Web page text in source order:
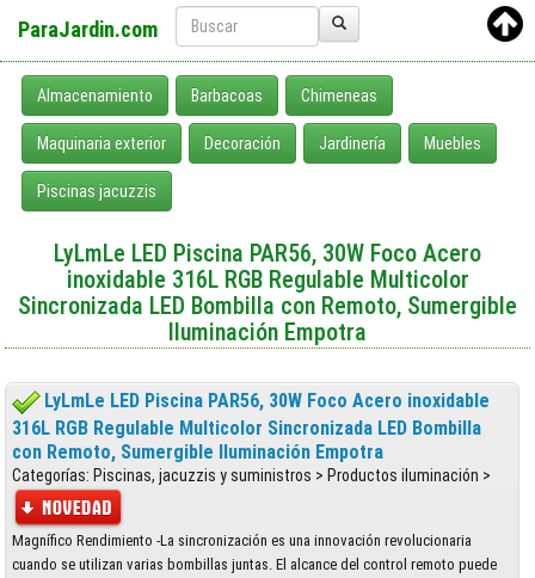
ParaJardin.com
Almacenamiento Barbacoas Chimeneas
Maquinaria exterior Decoración Jardinería Muebles
Piscinas jacuzzis
LyLmLe LED Piscina PAR56, 30W Foco Acero
inoxidable 316L RGB Regulable Multicolor
Sincronizada LED Bombilla con Remoto, Sumergible
Iluminación Empotra
LyLmLe LED Piscina PAR56, 30W Foco Acero inoxidable
316L RGB Regulable Multicolor Sincronizada LED Bombilla
con Remoto, Sumergible Iluminación Empotra
Categorías: Piscinas, jacuzzis y suministros > Productos iluminación >
Magnífico Rendimiento -La sincronización es una innovación revolucionaria
cuando se utilizan varias bombillas juntas. El alcance del control remoto puede